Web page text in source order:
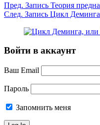
Пред. Запись Теория
След. Запись Цикл
Войти в аккаунт
Ваш Email
Пароль
Запомнить меня